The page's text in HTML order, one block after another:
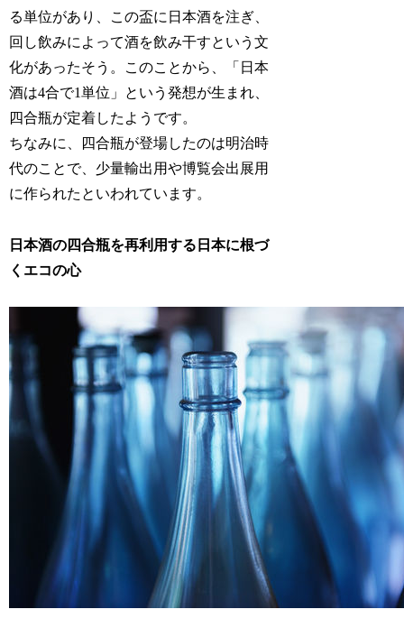
る単位があり、この盃に日本酒を注ぎ、
回し飲みによって酒を飲み干すという文
化があったそう。このことから、「日本
酒は4合で1単位」という発想が生まれ、
四合瓶が定着したようです。
ちなみに、四合瓶が登場したのは明治時
代のことで、少量輸出用や博覧会出展用
に作られたといわれています。
日本酒の四合瓶を再利用する日本に根づ
くエコの心